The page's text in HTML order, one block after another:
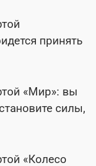
принять
«Мир»: вы
силы,
«Колесо